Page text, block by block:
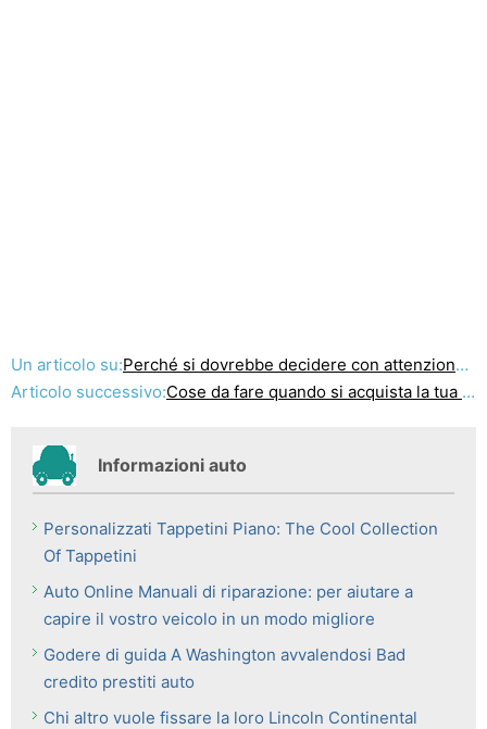
Un articolo su:Perché si dovrebbe decidere con attenzione per ottenere il vostro assicurazione auto di copertura
Articolo successivo:Cose da fare quando si acquista la tua assicurazione auto
Informazioni auto
Personalizzati Tappetini Piano: The Cool Collection
Of Tappetini
Auto Online Manuali di riparazione: per aiutare a
capire il vostro veicolo in un modo migliore
Godere di guida A Washington avvalendosi Bad
credito prestiti auto
Chi altro vuole fissare la loro Lincoln Continental